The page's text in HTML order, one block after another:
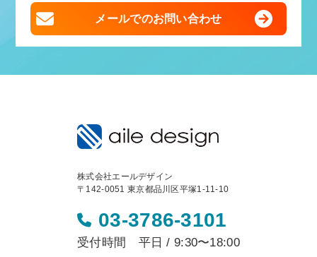
メールでのお問い合わせ
株式会社エールデザイン
〒142-0051 東京都品川区平塚1-11-10
03-3786-3101
受付時間 平日 / 9:30〜18:00